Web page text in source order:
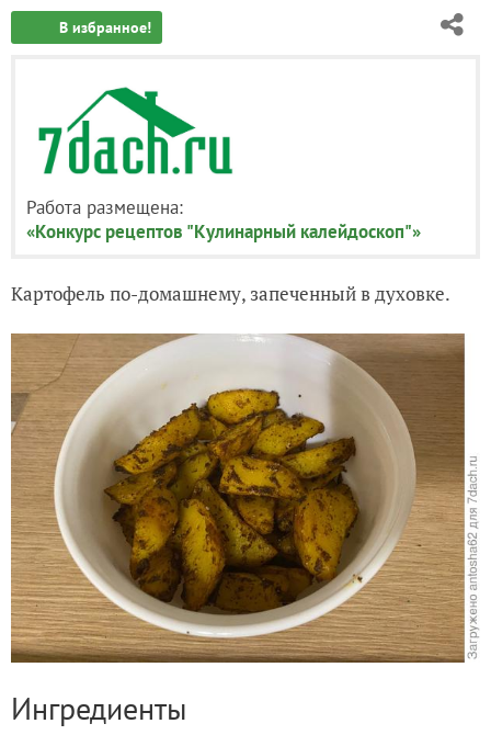
В избранное!
Работа размещена:
«Конкурс рецептов "Кулинарный калейдоскоп"»
Картофель по-домашнему, запеченный в духовке.
Ингредиенты